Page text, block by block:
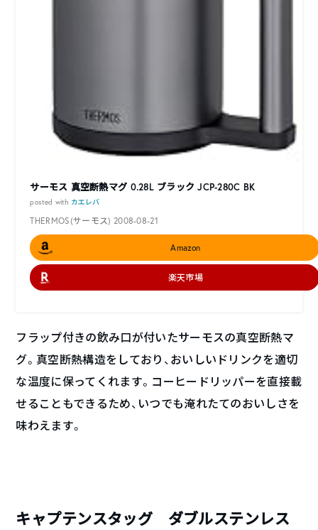
サーモス 真空断熱マグ 0.28L ブラック JCP-280C BK
posted with カエレバ
THERMOS(サーモス) 2008-08-21
Amazon
楽天市場
フラップ付きの飲み口が付いたサーモスの真空断熱マ
グ。真空断熱構造をしており、おいしいドリンクを適切
な温度に保ってくれます。コーヒードリッパーを直接載
せることもできるため、いつでも淹れたてのおいしさを
味わえます。
キャプテンスタッグ ダブルステンレス